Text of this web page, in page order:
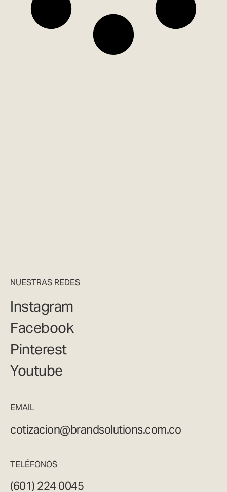
NUESTRAS REDES
Instagram
Facebook
Pinterest
Youtube
EMAIL
cotizacion@brandsolutions.com.co
TELÉFONOS
(601) 224 0045